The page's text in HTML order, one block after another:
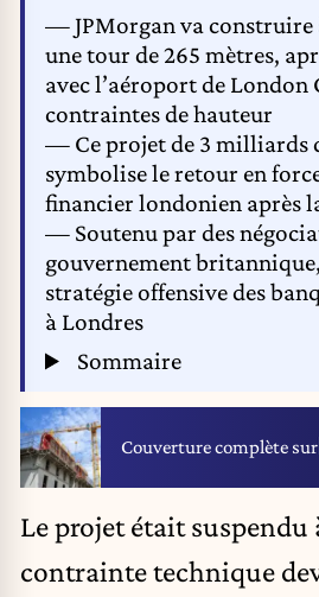
— JPMorgan va construire
une tour de 265 mètres,
avec l’aéroport de London
contraintes de hauteur
— Ce projet de 3 milliards
symbolise le retour en
financier londonien après
— Soutenu par des
gouvernement
stratégie offensive des
à Londres
Sommaire
Couverture complète sur
Le projet était suspendu
contrainte technique